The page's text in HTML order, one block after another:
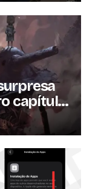
capítulo